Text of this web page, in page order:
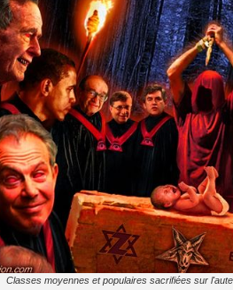
Classes moyennes et populaires sacrifiées sur